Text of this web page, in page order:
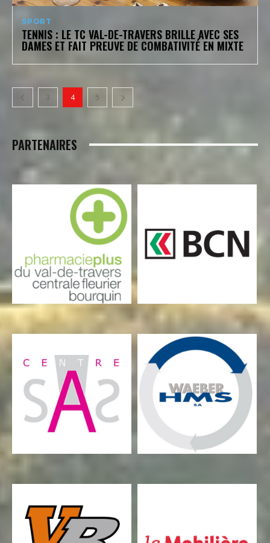
SPORT
TENNIS : LE TC VAL-DE-TRAVERS BRILLE AVEC SES
DAMES ET FAIT PREUVE DE COMBATIVITÉ EN MIXTE
3 4 5
PARTENAIRES